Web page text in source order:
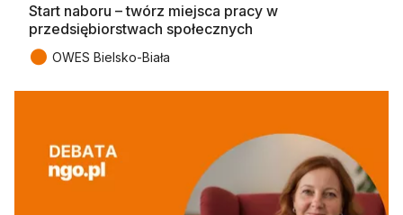
Start naboru – twórz miejsca pracy w
przedsiębiorstwach społecznych
● OWES Bielsko-Biała